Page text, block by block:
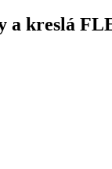
a kreslá